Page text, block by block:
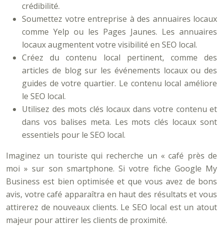
crédibilité.
Soumettez votre entreprise à des annuaires locaux
comme Yelp ou les Pages Jaunes. Les annuaires
locaux augmentent votre visibilité en SEO local.
Créez du contenu local pertinent, comme des
articles de blog sur les événements locaux ou des
guides de votre quartier. Le contenu local améliore
le SEO local.
Utilisez des mots clés locaux dans votre contenu et
dans vos balises meta. Les mots clés locaux sont
essentiels pour le SEO local.
Imaginez un touriste qui recherche un « café près de
moi » sur son smartphone. Si votre fiche Google My
Business est bien optimisée et que vous avez de bons
avis, votre café apparaîtra en haut des résultats et vous
attirerez de nouveaux clients. Le SEO local est un atout
majeur pour attirer les clients de proximité.